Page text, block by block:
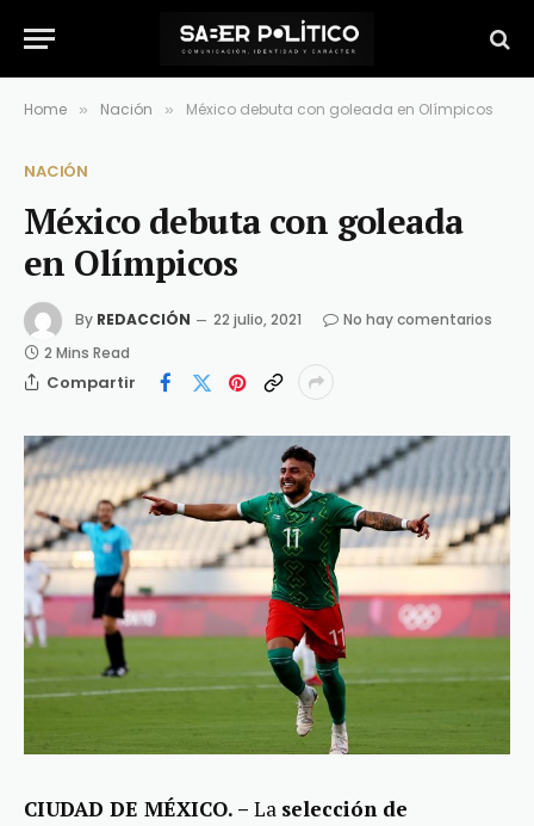
Home » Nación » México debuta con goleada en Olímpicos
NACIÓN
México debuta con goleada
en Olímpicos
By REDACCIÓN 22 julio, 2021
No hay comentarios
2 Mins Read
Compartir
CIUDAD DE MÉXICO. – La selección de